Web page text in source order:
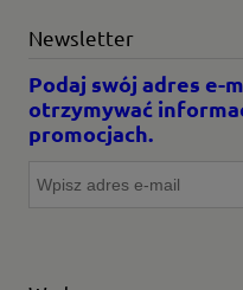
Newsletter
Podaj swój adres e-
otrzymywać
promocjach.